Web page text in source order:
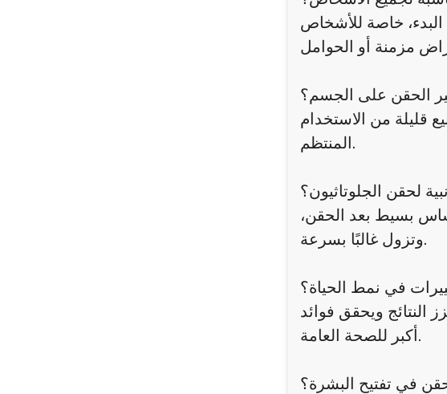
خاصة للأشخاص
الحقن على الجسم؟
قليلة من الاستخدام
المنتظم.
لحقن الجلوتاثيون؟
بسيط بعد الحقن،
وتزول غالبًا بسرعة.
في نمط الحياة؟
ويحقق فوائد
أكبر للصحة العامة.
في تفتيح البشرة؟